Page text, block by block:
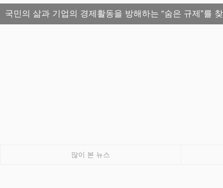
국민의 삶과 기업의 경제활동을 방해하는 “숨은 규제”를
많이 본 뉴스